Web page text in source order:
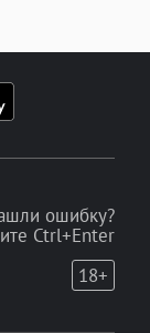
ошибку?
Ctrl+Enter
18+